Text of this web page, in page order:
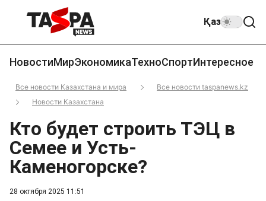
Қаз
НовостиМирЭкономикаТехноСпортИнтересное
Все новости Казахстана и мира
Все новости taspanews.kz
Новости Казахстана
28 октября 2025 11:51
Кто будет строить ТЭЦ в
Семее и Усть-
Каменогорске?